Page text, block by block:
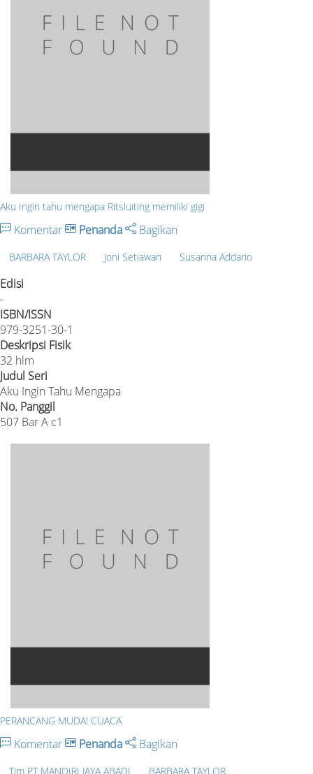
Aku Ingin tahu mengapa Ritsluiting memiliki gigi
Komentar Penanda Bagikan
BARBARA TAYLOR Joni Setiawan Susanna Addario
Edisi
-
ISBN/ISSN
979-3251-30-1
Deskripsi Fisik
32 hlm
Judul Seri
Aku Ingin Tahu Mengapa
No. Panggil
507 Bar A c1
PERANCANG MUDA! CUACA
Komentar Penanda Bagikan
Tim PT MANDIRI JAYA ABADI
BARBARA TAYLOR